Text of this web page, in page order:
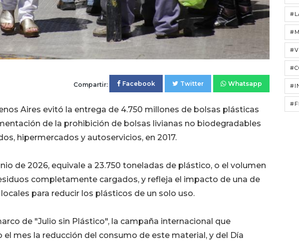
Compartir: Facebook Twitter Whatsapp
Aires evitó la entrega de 4.750 millones de bolsas plásticas
de la prohibición de bolsas livianas no biodegradables
hipermercados y autoservicios, en 2017.
de 2026, equivale a 23.750 toneladas de plástico, o el volumen
completamente cargados, y refleja el impacto de una de
para reducir los plásticos de un solo uso.
de "Julio sin Plástico", la campaña internacional que
mes la reducción del consumo de este material, y del Día